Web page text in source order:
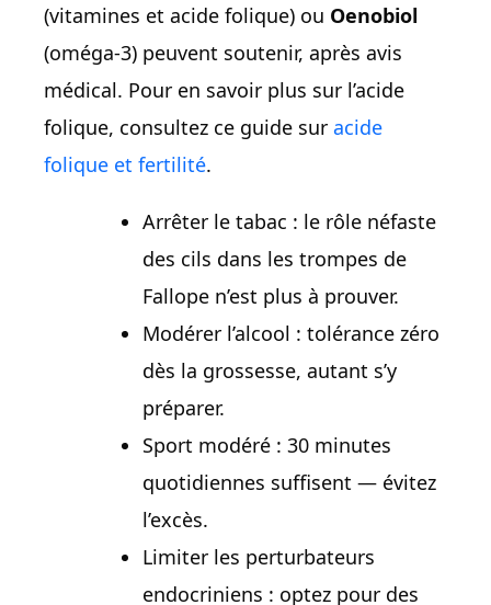
(vitamines et acide folique) ou Oenobiol
(oméga-3) peuvent soutenir, après avis
médical. Pour en savoir plus sur l’acide
folique, consultez ce guide sur acide
folique et fertilité.
Arrêter le tabac : le rôle néfaste
des cils dans les trompes de
Fallope n’est plus à prouver.
Modérer l’alcool : tolérance zéro
dès la grossesse, autant s’y
préparer.
Sport modéré : 30 minutes
quotidiennes suffisent — évitez
l’excès.
Limiter les perturbateurs
endocriniens : optez pour des